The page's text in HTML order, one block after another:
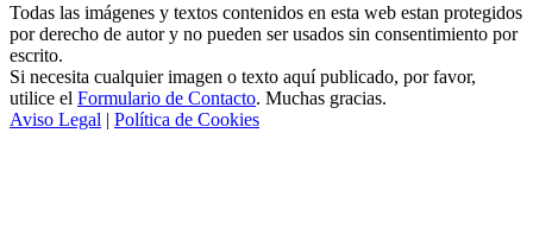
Todas las imágenes y textos contenidos en esta web estan protegidos
por derecho de autor y no pueden ser usados sin consentimiento por
escrito.
Si necesita cualquier imagen o texto aquí publicado, por favor,
utilice el Formulario de Contacto. Muchas gracias.
Aviso Legal | Política de Cookies